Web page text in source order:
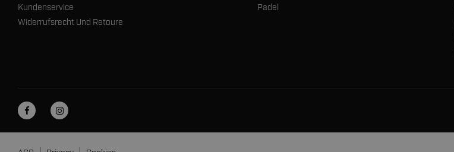
Kundenservice
Widerrufsrecht Und Retoure
Padel